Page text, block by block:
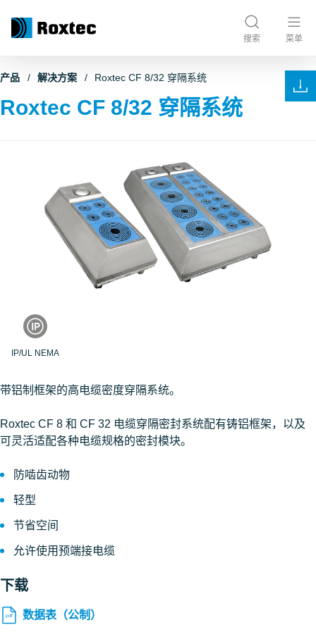
搜索 菜单
产品 解决方案 Roxtec CF 8/32 穿隔系统
Roxtec CF 8/32 穿隔系统
带铝制框架的高电缆密度穿隔系统。
Roxtec CF 8 和 CF 32 电缆穿隔密封系统配有铸铝框架，以及
可灵活适配各种电缆规格的密封模块。
防啮齿动物
轻型
节省空间
允许使用预端接电缆
下载
数据表（公制）
IP/UL NEMA